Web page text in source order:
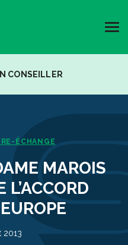
CONSEILLER
ÉCHANGE
MAROIS
L’ACCORD
2013